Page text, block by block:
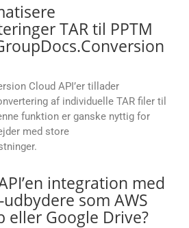
TAR til PPTM
Cloud API’er tillader
af individuelle TAR filer til
funktion er ganske nyttig for
med store
integration med
som AWS
eller Google Drive?